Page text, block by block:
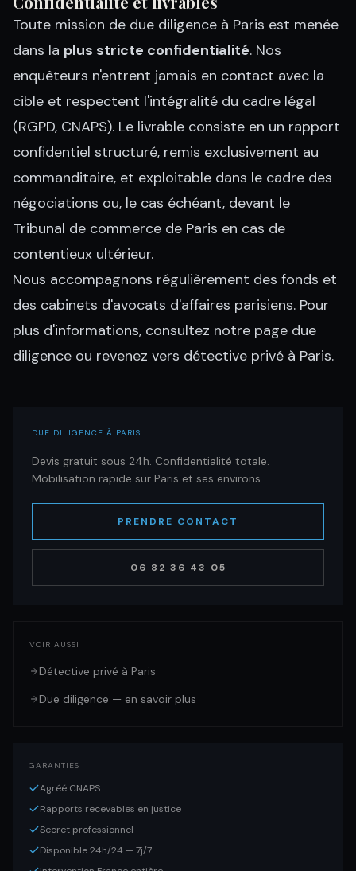
Toute mission de due diligence à Paris est menée
dans la plus stricte confidentialité. Nos
enquêteurs n'entrent jamais en contact avec la
cible et respectent l'intégralité du cadre légal
(RGPD, CNAPS). Le livrable consiste en un rapport
confidentiel structuré, remis exclusivement au
commanditaire, et exploitable dans le cadre des
négociations ou, le cas échéant, devant le
Tribunal de commerce de Paris en cas de
contentieux ultérieur.
Nous accompagnons régulièrement des fonds et
des cabinets d'avocats d'affaires parisiens. Pour
plus d'informations, consultez notre page due
diligence ou revenez vers détective privé à Paris.
DUE DILIGENCE À PARIS
Devis gratuit sous 24h. Confidentialité totale.
Mobilisation rapide sur Paris et ses environs.
PRENDRE CONTACT
06 82 36 43 05
VOIR AUSSI
Détective privé à Paris
Due diligence — en savoir plus
GARANTIES
Agréé CNAPS
Rapports recevables en justice
Secret professionnel
Disponible 24h/24 — 7j/7